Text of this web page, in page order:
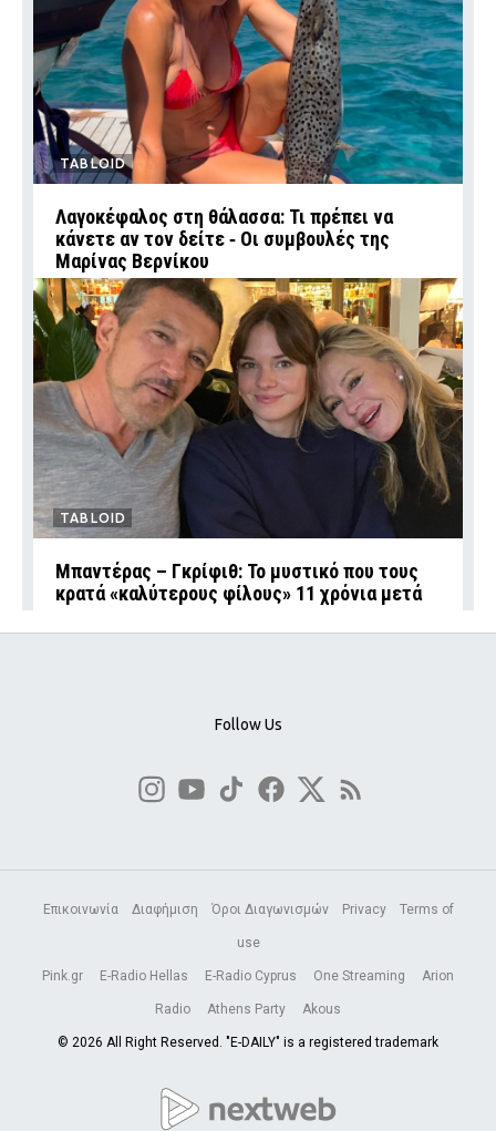
TABLOID
Λαγοκέφαλος στη θάλασσα: Τι πρέπει να
κάνετε αν τον δείτε ‑ Οι συμβουλές της
Μαρίνας Βερνίκου
TABLOID
Μπαντέρας – Γκρίφιθ: Το μυστικό που τους
κρατά «καλύτερους φίλους» 11 χρόνια μετά
Follow Us
Επικοινωνία Διαφήμιση Όροι Διαγωνισμών Privacy Terms of
use
Pink.gr E-Radio Hellas E-Radio Cyprus One Streaming Arion
Radio Athens Party Akous
© 2026 All Right Reserved. "E-DAILY" is a registered trademark